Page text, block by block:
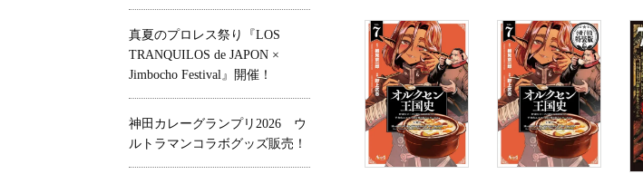
真夏のプロレス祭り『LOS
TRANQUILOS de JAPON ×
Jimbocho Festival』開催！
神田カレーグランプリ2026 ウ
ルトラマンコラボグッズ販売！